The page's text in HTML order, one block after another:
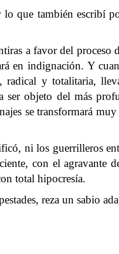
lo que también escribí
a favor del
en indignación. Y
y totalitaria,
ser objeto del más
se transformará
ni los guerrilleros
con el
total hipocresía.
reza un sabio